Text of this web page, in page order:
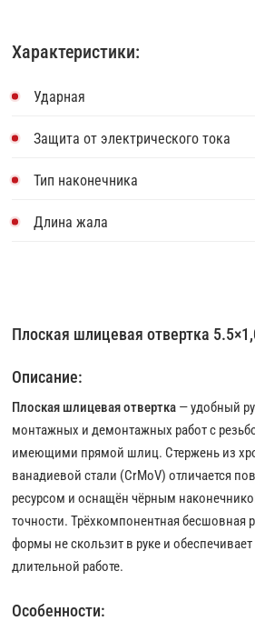
Плоская шлицевая отвертка
Описание:
Плоская шлицевая отвертка — удобный
монтажных и демонтажных работ с
имеющими прямой шлиц. Стержень из
ванадиевой стали (CrMoV) отличается
ресурсом и оснащён чёрным
точности. Трёхкомпонентная бесшовная
формы не скользит в руке и
длительной работе.
Особенности:
Характеристики:
Ударная
Защита от электрического тока
Тип наконечника
Длина жала